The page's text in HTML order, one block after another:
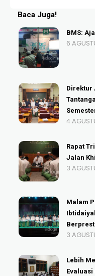
Baca Juga!
BMS:
6
Direktur
4
Rapat
Jalan
3
Malam
3
Lebih